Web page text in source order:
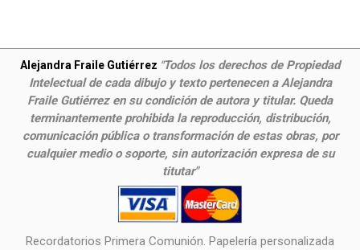
Alejandra Fraile Gutiérrez "Todos los derechos de Propiedad
Intelectual de cada dibujo y texto pertenecen a Alejandra
Fraile Gutiérrez en su condición de autora y titular. Queda
terminantemente prohibida la reproducción, distribución,
comunicación pública o transformación de estas obras, por
cualquier medio o soporte, sin autorización expresa de su
titutar"
Recordatorios Primera Comunión. Papelería personalizada